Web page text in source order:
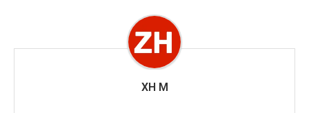
XH M